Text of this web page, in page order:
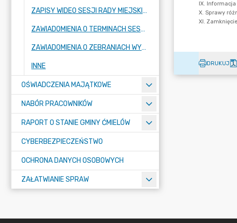
ZAPISY WIDEO SESJI RADY MIEJSKIEJ
ZAWIADOMIENIA O TERMINACH SESJI RADY MIEJSKIEJ ORAZ KOMISJI STAŁYCH RADY
ZAWIADOMIENIA O ZEBRANIACH WYBORCZYCH W SOŁECTWACH I MIEŚCIE ĆMIELÓW
INNE
OŚWIADCZENIA MAJĄTKOWE
NABÓR PRACOWNIKÓW
RAPORT O STANIE GMINY ĆMIELÓW
CYBERBEZPIECZEŃSTWO
OCHRONA DANYCH OSOBOWYCH
ZAŁATWIANIE SPRAW
DRUKUJ